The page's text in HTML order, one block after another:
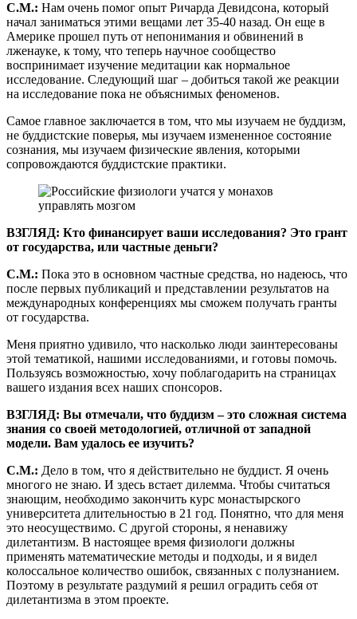
С.М.: Нам очень помог опыт Ричарда Девидсона, который
начал заниматься этими вещами лет 35-40 назад. Он еще в
Америке прошел путь от непонимания и обвинений в
лженауке, к тому, что теперь научное сообщество
воспринимает изучение медитации как нормальное
исследование. Следующий шаг – добиться такой же реакции
на исследование пока не объяснимых феноменов.
Самое главное заключается в том, что мы изучаем не буддизм,
не буддистские поверья, мы изучаем измененное состояние
сознания, мы изучаем физические явления, которыми
сопровождаются буддистские практики.
ВЗГЛЯД: Кто финансирует ваши исследования? Это грант
от государства, или частные деньги?
С.М.: Пока это в основном частные средства, но надеюсь, что
после первых публикаций и представлении результатов на
международных конференциях мы сможем получать гранты
от государства.
Меня приятно удивило, что насколько люди заинтересованы
этой тематикой, нашими исследованиями, и готовы помочь.
Пользуясь возможностью, хочу поблагодарить на страницах
вашего издания всех наших спонсоров.
ВЗГЛЯД: Вы отмечали, что буддизм – это сложная система
знания со своей методологией, отличной от западной
модели. Вам удалось ее изучить?
С.М.: Дело в том, что я действительно не буддист. Я очень
многого не знаю. И здесь встает дилемма. Чтобы считаться
знающим, необходимо закончить курс монастырского
университета длительностью в 21 год. Понятно, что для меня
это неосуществимо. С другой стороны, я ненавижу
дилетантизм. В настоящее время физиологи должны
применять математические методы и подходы, и я видел
колоссальное количество ошибок, связанных с полузнанием.
Поэтому в результате раздумий я решил оградить себя от
дилетантизма в этом проекте.